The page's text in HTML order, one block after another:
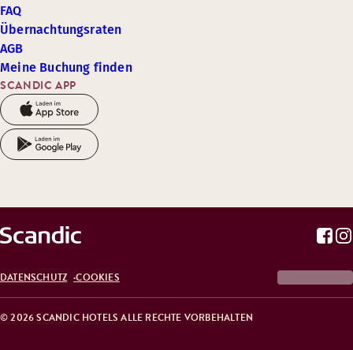
SCANDIC APP
FAQ
Übernachtungsraten
AGB
Meine Buchung finden
© 2026 SCANDIC HOTELS ALLE RECHTE VORBEHALTEN
DATENSCHUTZ COOKIES